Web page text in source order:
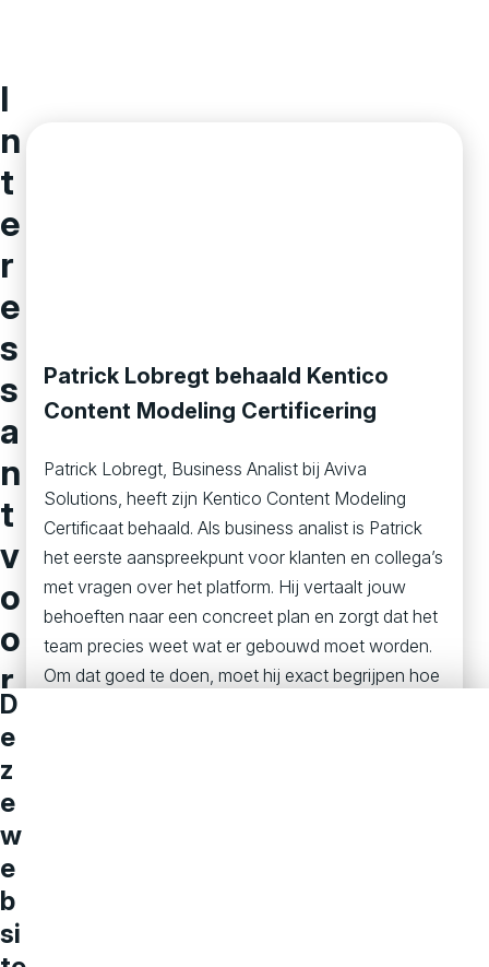
I
n
t
e
r
e
s
s
a
n
t
v
o
o
r
j
o
u
Patrick Lobregt behaald Kentico
Content Modeling Certificering
Patrick Lobregt, Business Analist bij Aviva
Solutions, heeft zijn Kentico Content Modeling
Certificaat behaald. Als business analist is Patrick
het eerste aanspreekpunt voor klanten en collega’s
met vragen over het platform. Hij vertaalt jouw
behoeften naar een concreet plan en zorgt dat het
team precies weet wat er gebouwd moet worden.
Om dat goed te doen, moet hij exact begrijpen hoe
D
e
z
e
w
e
b
si